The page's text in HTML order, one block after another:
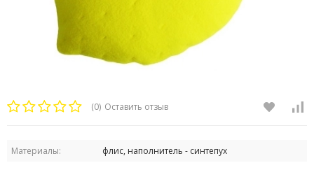
(0) Оставить отзыв
Материалы: флис, наполнитель - синтепух